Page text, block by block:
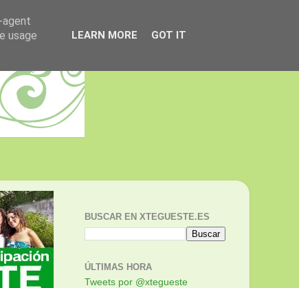
BUSCAR EN XTEGUESTE.ES
ÚLTIMAS HORA
Tweets por @xtegueste
agent
usage
LEARN MORE GOT IT